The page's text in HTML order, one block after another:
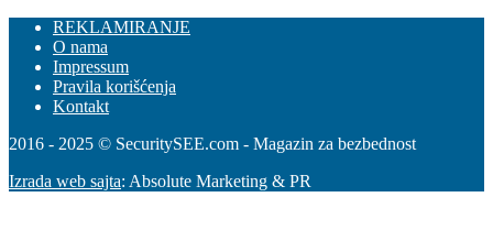
REKLAMIRANJE
O nama
Impressum
Pravila korišćenja
Kontakt
2016 - 2025 © SecuritySEE.com - Magazin za bezbednost
Izrada web sajta: Absolute Marketing & PR